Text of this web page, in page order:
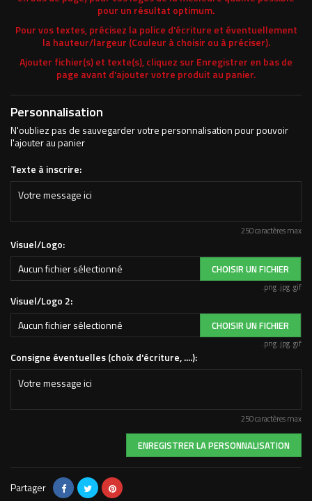
pour un résultat optimum.
Pour vos textes, précisez la police d'écriture et éventuellement
la hauteur/largeur (Couleur à choisir ou à préciser).
Ajouter fichier(s) et texte(s), cliquez sur Enregistrer en bas de
page avant d'ajouter votre produit au panier.
Personnalisation
N'oubliez pas de sauvegarder votre personnalisation pour pouvoir
l'ajouter au panier
Texte à inscrire:
250 caractères max
Visuel/Logo:
Aucun fichier sélectionné
CHOISIR UN FICHIER
.png .jpg .gif
Visuel/Logo 2:
Aucun fichier sélectionné
CHOISIR UN FICHIER
.png .jpg .gif
Consigne éventuelles (choix d'écriture, ....):
250 caractères max
ENREGISTRER LA PERSONNALISATION
Partager